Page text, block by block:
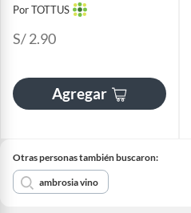
Por TOTTUS
S/ 2.90
Agregar
Otras personas también buscaron:
ambrosia vino